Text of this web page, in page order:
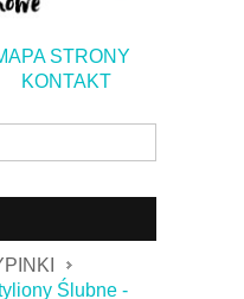
STRONY
KONTAKT
Ślubne -